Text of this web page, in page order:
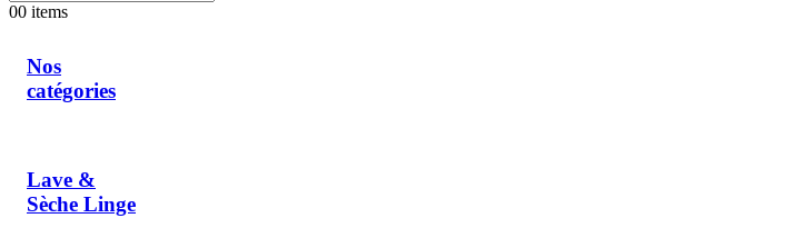
00 items
Nos
catégories
Lave &
Sèche Linge